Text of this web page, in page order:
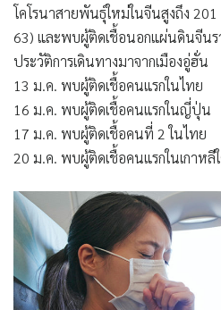
โคโรนาสายพันธุ์ใหม่ในจีนสูงถึง
63) และพบผู้ติดเชื้อนอกแผ่นดินจีน
ประวัติการเดินทางมาจากเมืองอู่ฮั่น
13 ม.ค. พบผู้ติดเชื้อคนแรกในไทย
16 ม.ค. พบผู้ติดเชื้อคนแรกในญี่ปุ่น
17 ม.ค. พบผู้ติดเชื้อคนที่ 2 ในไทย
20 ม.ค. พบผู้ติดเชื้อคนแรกในเกาหลี